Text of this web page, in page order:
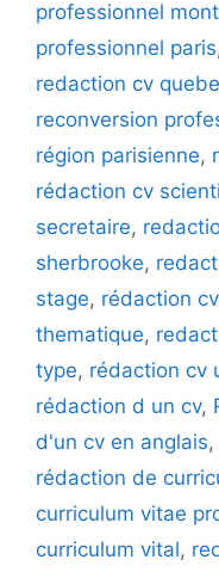
professionnel
professionnel paris
redaction cv
reconversion
région parisienne,
rédaction cv
secretaire,
sherbrooke,
stage, rédaction
thematique,
type, rédaction cv
rédaction d un cv,
d'un cv en anglais,
rédaction de
curriculum vitae
curriculum vital,